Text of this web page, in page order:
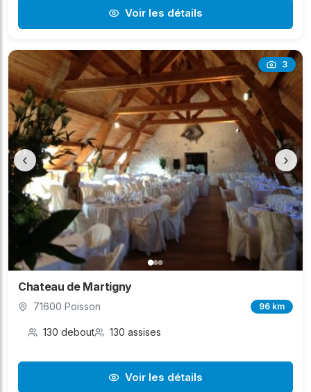
Voir les détails
3
‹ ›
Chateau de Martigny
71600 Poisson 96 km
130 debout 130 assises
Voir les détails